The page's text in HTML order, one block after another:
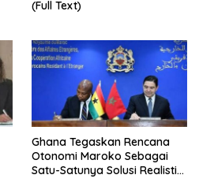
(Full Text)
Ghana Tegaskan Rencana
Otonomi Maroko Sebagai
Satu-Satunya Solusi Realistis